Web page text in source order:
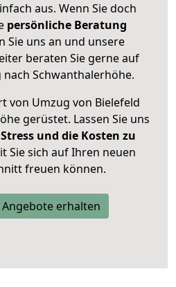
aus. Wenn Sie doch
persönliche Beratung
Sie uns an und unsere
beraten Sie gerne auf
Schwanthalerhöhe.
von Umzug von Bielefeld
gerüstet. Lassen Sie uns
und die Kosten zu
Sie sich auf Ihren neuen
freuen können.
erhalten